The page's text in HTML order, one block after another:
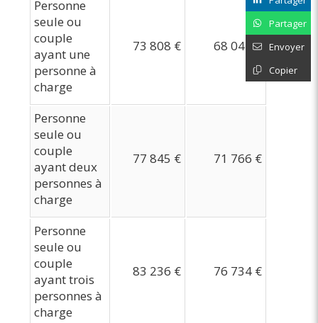
Personne
seule ou
couple
ayant une
personne à
charge
73 808 € 68 044 €
Personne
seule ou
couple
ayant deux
personnes à
charge
77 845 € 71 766 €
Personne
seule ou
couple
ayant trois
personnes à
charge
83 236 € 76 734 €
Partager
Envoyer
Copier